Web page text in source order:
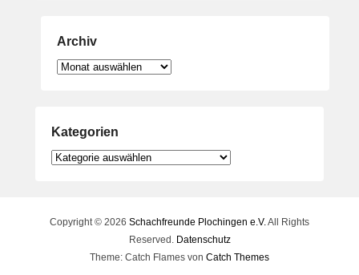
Archiv
Archiv
Kategorien
Kategorien
Copyright © 2026 Schachfreunde Plochingen e.V.All Rights
Reserved. Datenschutz
Theme: Catch Flames von Catch Themes